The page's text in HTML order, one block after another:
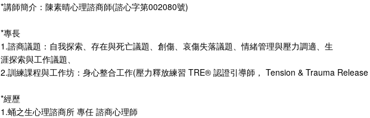
*講師簡介：陳素晴心理諮商師(諮心字第002080號)
*專長
1.諮商議題：自我探索、存在與死亡議題、創傷、哀傷失落議題、情緒管理與壓力調適、生
涯探索與工作議題、
2.訓練課程與工作坊：身心整合工作(壓力釋放練習 TRE® 認證引導師， Tension & Trauma
*經歷
1.蛹之生心理諮商所 專任 諮商心理師